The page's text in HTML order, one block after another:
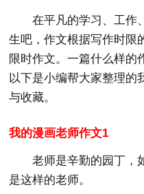
在平凡的学习、工作
生吧，作文根据写作时限
限时作文。一篇什么样的
以下是小编帮大家整理的
与收藏。
我的漫画老师作文1
老师是辛勤的园丁，
是这样的老师。